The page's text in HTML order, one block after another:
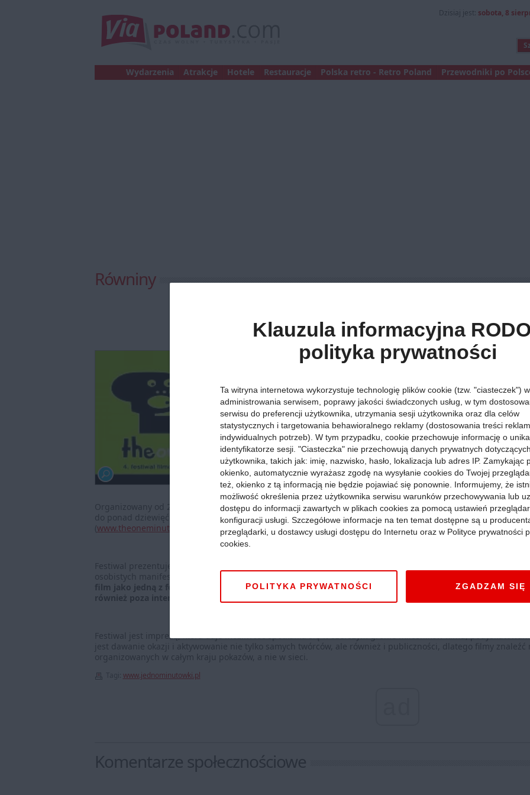
Dzisiaj jest: sobota, 8
Wydarzenia Atrakcje Hotele Restauracje Polska retro - Retro Poland Przewodniki po
Równiny
Atrakcje » Równiny » 30 listopada 2009, godz. 13:56
Kujawsko-Pomorskie:Eksperymenty z czasem i
KOCYK przedstawia: CZWARTY festiwal filmów i form
Miejsce - Studencki Klub Pracy Twórczej "Od Nowa",
Organizowany od 2006 roku przez Nadbałtyckie Centrum Kultury w Gdańsku Festiwal Filmów i Form
do ponad dziewięćdziesięciu krajów na świecie, a koordynowanego przez TOM Foundation w Amsterdamie,
(www.theoneminutes.org
Festiwal prezentuje filmy autorów zafascynowanych możliwościami eksperymentowania z obrazem, ludzi
osobistych manifestów, autorów bawiących się historiami, a czasami traktujących je bardzo poważnie.
film jako jedną z form ekspresji i aby stworzyć przestrzeń dla młodych twórców poszukujących sposobu
również poza internetem.
Festiwal jest imprezą, która daje możliwość spotkania się w szerszym gronie miłośników filmu,
jest dawanie okazji i aktywowanie nie tylko samych twórców, ale również i publiczności, dlatego filmy znaleźć
organizowanych w całym kraju pokazów, a nie w sieci.
www.jednominutowki.pl
Komentarze społecznościowe
Klauzula informacyjna
polityka prywatności
Ta witryna internetowa wykorzystuje technologię plików cookie (tzw. "ciasteczek")
administrowania serwisem, poprawy jakości świadczonych usług, w tym
serwisu do preferencji użytkownika, utrzymania sesji użytkownika oraz dla celów
statystycznych i targetowania behawioralnego reklamy (dostosowania treści
indywidualnych potrzeb). W tym przypadku, cookie przechowuje informację o
identyfikatorze sesji. "Ciasteczka" nie przechowują danych prywatnych dotyczących
użytkownika, takich jak: imię, nazwisko, hasło, lokalizacja lub adres IP. Zamykając
okienko, automatycznie wyrażasz zgodę na wysyłanie cookies do Twojej
też, okienko z tą informacją nie będzie pojawiać się ponownie. Informujemy, że
możliwość określenia przez użytkownika serwisu warunków przechowywania lub
dostępu do informacji zawartych w plikach cookies za pomocą ustawień
konfiguracji usługi. Szczegółowe informacje na ten temat dostępne są u
przeglądarki, u dostawcy usługi dostępu do Internetu oraz w Polityce prywatności
cookies.
POLITYKA PRYWATNOŚCI ZGADZAM SIĘ